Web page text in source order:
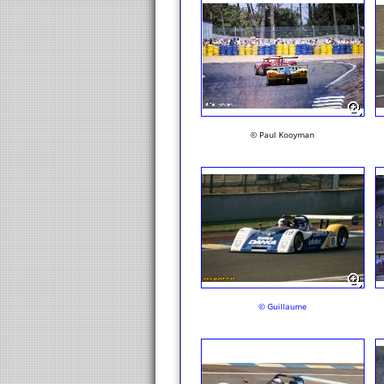
© Paul Kooyman
© Guillaume